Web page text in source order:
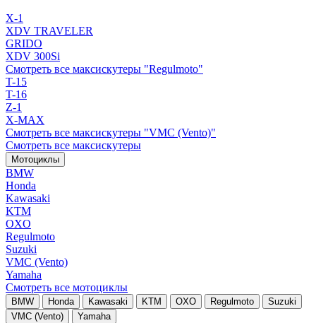
X-1
XDV TRAVELER
GRIDO
XDV 300Si
Смотреть все максискутеры "Regulmoto"
T-15
T-16
Z-1
X-MAX
Смотреть все максискутеры "VMC (Vento)"
Смотреть все максискутеры
Мотоциклы
BMW
Honda
Kawasaki
KTM
OXO
Regulmoto
Suzuki
VMC (Vento)
Yamaha
Смотреть все мотоциклы
BMW Honda Kawasaki KTM OXO Regulmoto
Suzuki
VMC (Vento)
Yamaha